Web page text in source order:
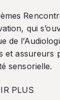
qui
de
et assureurs
sensorielle.
PLUS